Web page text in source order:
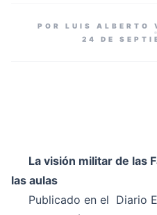
POR LUIS ALBERTO
24 DE
La visión militar de las
las aulas
Publicado en el Diario